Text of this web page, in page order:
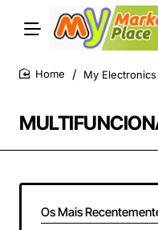
My Electronics
Os Mais